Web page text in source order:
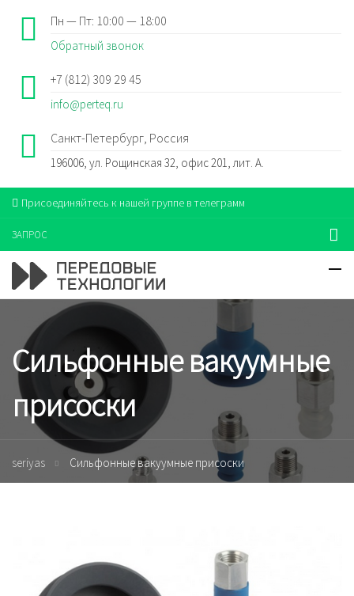
Пн — Пт: 10:00 — 18:00
Обратный звонок
+7 (812) 309 29 45
info@perteq.ru
Санкт-Петербург, Россия
196006, ул. Рощинская 32, офис 201, лит. А.
Присоединяйтесь к нашей группе в телеграмм
ЗАПРОС
Сильфонные вакуумные
присоски
seriyas Сильфонные вакуумные присоски